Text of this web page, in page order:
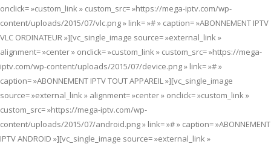
onclick= »custom_link » custom_src= »https://mega-iptv.com/wp-
content/uploads/2015/07/vlc.png » link= »# » caption= »ABONNEMENT IPTV
VLC ORDINATEUR »][vc_single_image source= »external_link »
alignment= »center » onclick= »custom_link » custom_src= »https://mega-
iptv.com/wp-content/uploads/2015/07/device.png » link= »# »
caption= »ABONNEMENT IPTV TOUT APPAREIL »][vc_single_image
source= »external_link » alignment= »center » onclick= »custom_link »
custom_src= »https://mega-iptv.com/wp-
content/uploads/2015/07/android.png » link= »# » caption= »ABONNEMENT
IPTV ANDROID »][vc_single_image source= »external_link »